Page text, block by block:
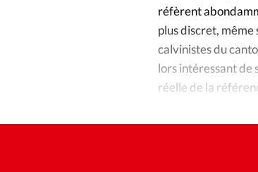
Vécu
réfèrent
plus discret,
calvinistes du
lors intéressant de
réelle de la